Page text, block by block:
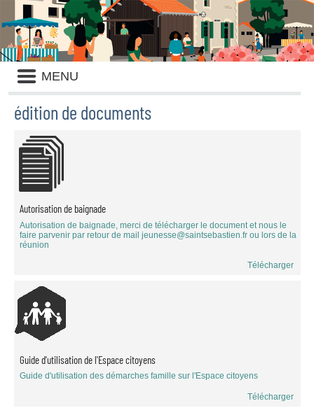
Liste
des
MENU
édition de documents
documents
publiés
Autorisation de baignade
Autorisation de baignade, merci de télécharger le document et nous le
faire parvenir par retour de mail jeunesse@saintsebastien.fr ou lors de la
réunion
Télécharger
Guide d'utilisation de l'Espace citoyens
Guide d'utilisation des démarches famille sur l'Espace citoyens
Télécharger